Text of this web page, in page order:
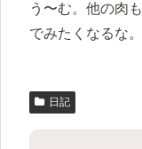
う〜む。他の肉
でみたくなるな。
日記